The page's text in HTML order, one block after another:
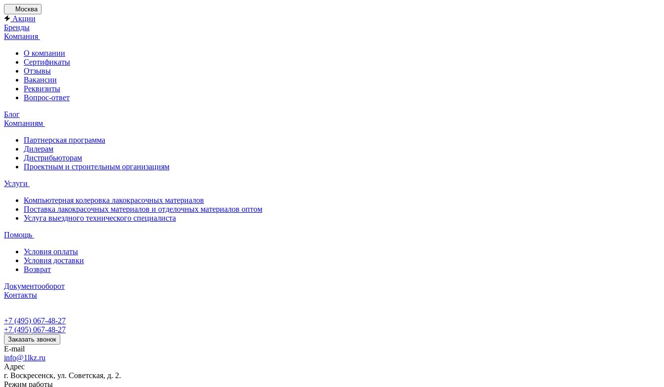
Москва
Акции
Бренды
Компания
О компании
Сертификаты
Отзывы
Вакансии
Реквизиты
Вопрос-ответ
Блог
Компаниям
Партнерская программа
Дилерам
Дистрибьюторам
Проектным и строительным организациям
Услуги
Компьютерная колеровка лакокрасочных материалов
Поставка лакокрасочных материалов и отделочных материалов оптом
Услуга выездного технического специалиста
Помощь
Условия оплаты
Условия доставки
Возврат
Документооборот
Контакты
+7 (495) 067-48-27
+7 (495) 067-48-27
Заказать звонок
E-mail
info@1lkz.ru
Адрес
г. Воскресенск, ул. Советская, д. 2.
Режим работы